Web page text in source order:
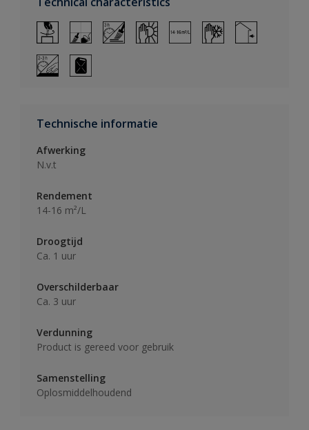
Technische informatie
Afwerking
N.v.t
Rendement
14-16 m²/L
Droogtijd
Ca. 1 uur
Overschilderbaar
Ca. 3 uur
Verdunning
Product is gereed voor gebruik
Samenstelling
Oplosmiddelhoudend